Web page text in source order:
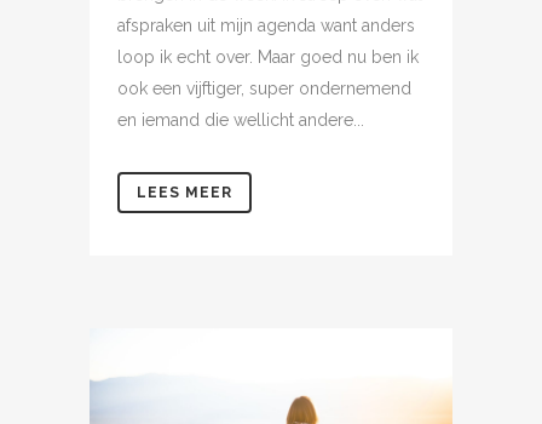
afspraken uit mijn agenda want anders
loop ik echt over. Maar goed nu ben ik
ook een vijftiger, super ondernemend
en iemand die wellicht andere...
LEES MEER